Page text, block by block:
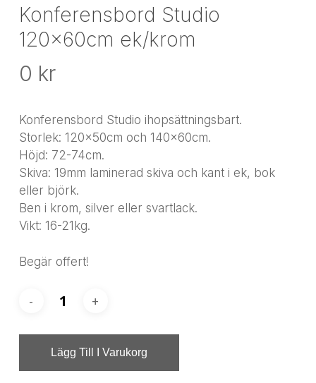
Konferensbord Studio
120x60cm ek/krom
0 kr
Konferensbord Studio ihopsättningsbart.
Storlek: 120x50cm och 140x60cm.
Höjd: 72-74cm.
Skiva: 19mm laminerad skiva och kant i ek, bok
eller björk.
Ben i krom, silver eller svartlack.
Vikt: 16-21kg.
Begär offert!
Lägg Till I Varukorg